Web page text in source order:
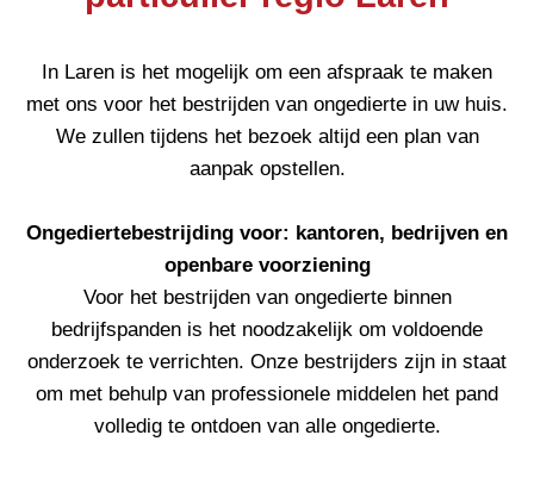
In Laren is het mogelijk om een afspraak te maken
met ons voor het bestrijden van ongedierte in uw huis.
We zullen tijdens het bezoek altijd een plan van
aanpak opstellen.
Ongediertebestrijding voor: kantoren, bedrijven en
openbare voorziening
Voor het bestrijden van ongedierte binnen
bedrijfspanden is het noodzakelijk om voldoende
onderzoek te verrichten. Onze bestrijders zijn in staat
om met behulp van professionele middelen het pand
volledig te ontdoen van alle ongedierte.